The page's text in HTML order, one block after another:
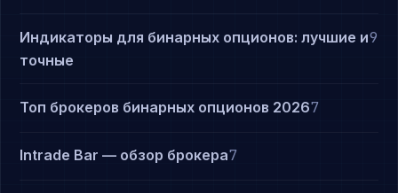
Индикаторы для бинарных опционов: лучшие и
точные
9
Топ брокеров бинарных опционов 20267
Intrade Bar — обзор брокера7